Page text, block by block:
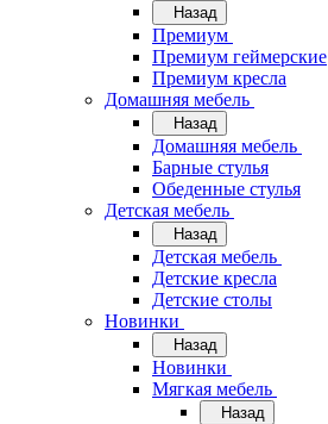
Назад
Премиум
Премиум геймерские
Премиум кресла
Домашняя мебель
Назад
Домашняя мебель
Барные стулья
Обеденные стулья
Детская мебель
Назад
Детская мебель
Детские кресла
Детские столы
Новинки
Назад
Новинки
Мягкая мебель
Назад